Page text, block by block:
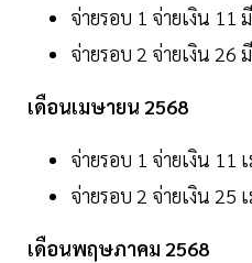
จ่ายรอบ 1 จ่ายเงิน 11
จ่ายรอบ 2 จ่ายเงิน 26
เดือนเมษายน 2568
จ่ายรอบ 1 จ่ายเงิน 11
จ่ายรอบ 2 จ่ายเงิน 25
เดือนพฤษภาคม 2568